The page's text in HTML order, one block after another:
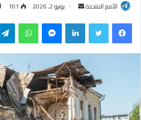
الأمم المتحدة
س
ل
ب
ر
ي
د
إ
يونيو 2, 2026 101
فيسبوك لينكدإن واتساب